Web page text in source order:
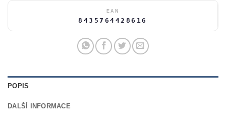
EAN
8435764428616
POPIS
DALŠÍ INFORMACE